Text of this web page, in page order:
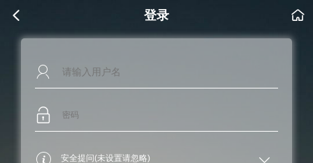
 登录 